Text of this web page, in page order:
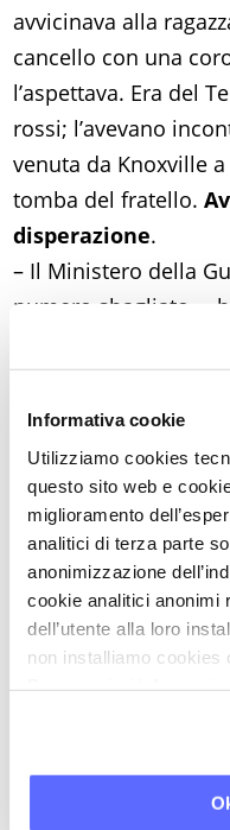
Informativa cookie
Utilizziamo cookies
questo sito web e
miglioramento
analitici di terza parte
anonimizzazione
cookie analitici anonimi
dell’utente alla loro
non installiamo cookies
avvicinava alla
cancello con una
l’aspettava. Era del
rossi; l’avevano
venuta da Knoxville
tomba del fratello.
disperazione.
– Il Ministero della
numero sbagliato, –
nome. E’ dalle due
quantità di tombe.
– Allora al vostro
qualunque, senza
Dick.
– Credete che debba
–Credo che lui
così.
Diventava buio e la
la corona sulla
seguì il consiglio di